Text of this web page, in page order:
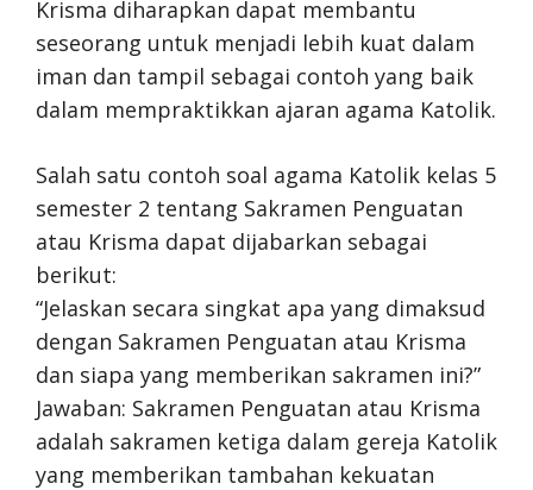
Krisma diharapkan dapat membantu
seseorang untuk menjadi lebih kuat dalam
iman dan tampil sebagai contoh yang baik
dalam mempraktikkan ajaran agama Katolik.
Salah satu contoh soal agama Katolik kelas 5
semester 2 tentang Sakramen Penguatan
atau Krisma dapat dijabarkan sebagai
berikut:
“Jelaskan secara singkat apa yang dimaksud
dengan Sakramen Penguatan atau Krisma
dan siapa yang memberikan sakramen ini?”
Jawaban: Sakramen Penguatan atau Krisma
adalah sakramen ketiga dalam gereja Katolik
yang memberikan tambahan kekuatan